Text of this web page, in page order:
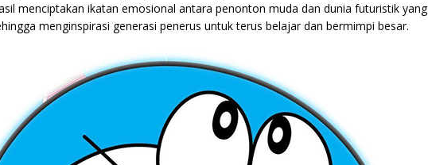
menciptakan ikatan emosional antara penonton muda dan dunia futuristik yang
menginspirasi generasi penerus untuk terus belajar dan bermimpi besar.